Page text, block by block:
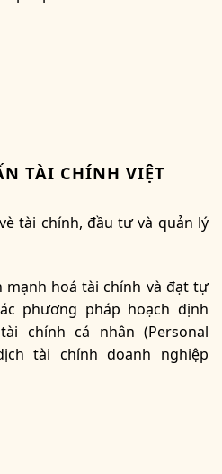
TÀI CHÍNH VIỆT
tài chính, đầu tư và quản lý
hoá tài chính và đạt tự
phương pháp hoạch định
chính cá nhân (Personal
tài chính doanh nghiệp